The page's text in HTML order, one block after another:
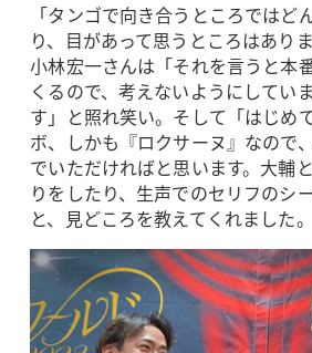
「タンゴで向き合うところではど
り、目があって思うところはあり
小林宏一さんは「それを言うと本
くるので、考えないようにしてい
す」と照れ笑い。そして「はじめ
ボ、しかも『ロクサーヌ』なので
でいただければと思います。大輔
りをしたり、生声でのセリフのシ
と、見どころを教えてくれました。